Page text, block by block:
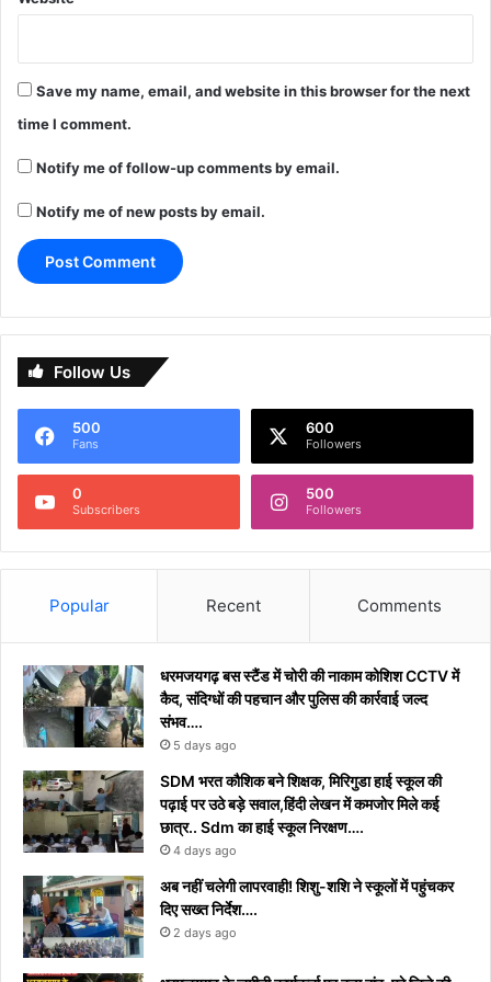
Save my name, email, and website in this browser for the next
time I comment.
Notify me of follow-up comments by email.
Notify me of new posts by email.
Follow Us
500
Fans
600
Followers
0
Subscribers
500
Followers
Popular Recent Comments
धरमजयगढ़ बस स्टैंड में चोरी की नाकाम कोशिश CCTV में
कैद, संदिग्धों की पहचान और पुलिस की कार्रवाई जल्द
संभव….
5 days ago
​SDM भरत कौशिक बने शिक्षक, मिरिगुडा हाई स्कूल की
पढ़ाई पर उठे बड़े सवाल,हिंदी लेखन में कमजोर मिले कई
छात्र.. Sdm का हाई स्कूल निरक्षण….
4 days ago
अब नहीं चलेगी लापरवाही! शिशु-शशि ने स्कूलों में पहुंचकर
दिए सख्त निर्देश….
2 days ago